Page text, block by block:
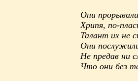
Они
Хрипя, по-
Талант их не
Они
Не предав ни
Что они без